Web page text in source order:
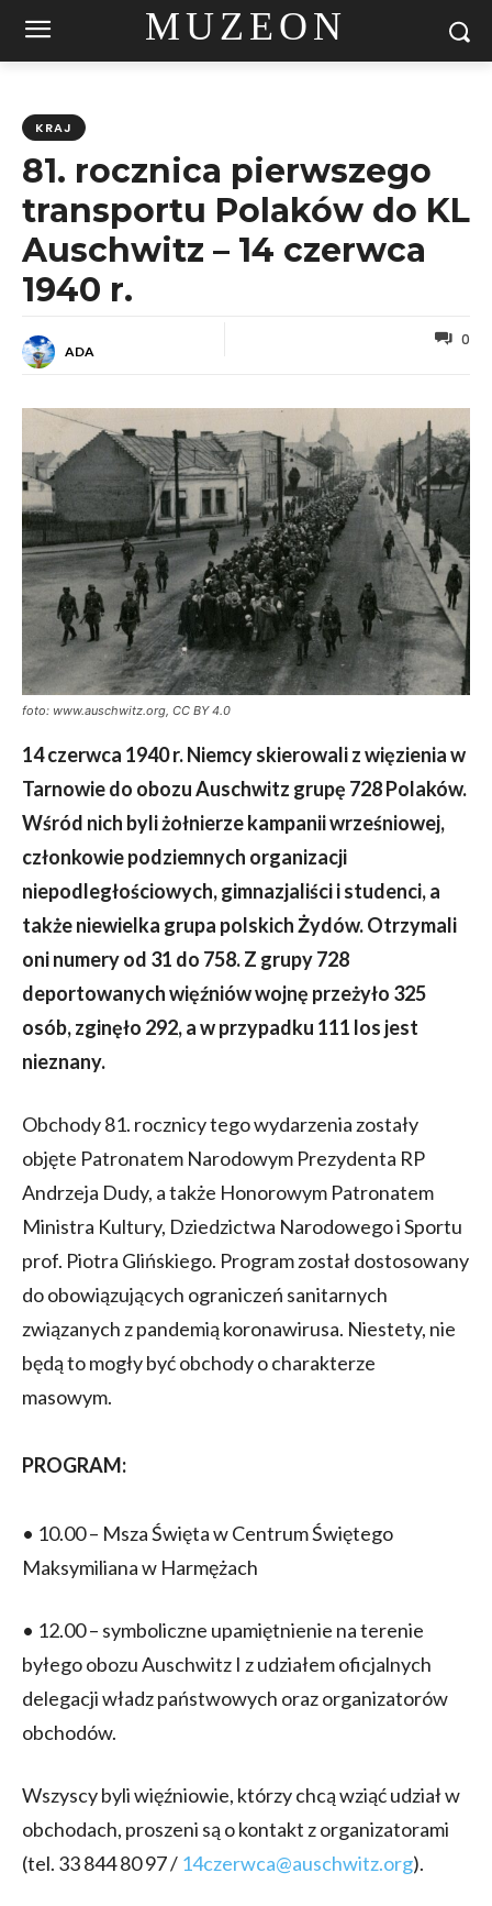
MUZEON
KRAJ
81. rocznica pierwszego
transportu Polaków do KL
Auschwitz – 14 czerwca
1940 r.
ADA
0
foto: www.auschwitz.org, CC BY 4.0
14 czerwca 1940 r. Niemcy skierowali z więzienia w
Tarnowie do obozu Auschwitz grupę 728 Polaków.
Wśród nich byli żołnierze kampanii wrześniowej,
członkowie podziemnych organizacji
niepodległościowych, gimnazjaliści i studenci, a
także niewielka grupa polskich Żydów. Otrzymali
oni numery od 31 do 758. Z grupy 728
deportowanych więźniów wojnę przeżyło 325
osób, zginęło 292, a w przypadku 111 los jest
nieznany.
Obchody 81. rocznicy tego wydarzenia zostały
objęte Patronatem Narodowym Prezydenta RP
Andrzeja Dudy, a także Honorowym Patronatem
Ministra Kultury, Dziedzictwa Narodowego i Sportu
prof. Piotra Glińskiego. Program został dostosowany
do obowiązujących ograniczeń sanitarnych
związanych z pandemią koronawirusa. Niestety, nie
będą to mogły być obchody o charakterze
masowym.
PROGRAM:
• 10.00 – Msza Święta w Centrum Świętego
Maksymiliana w Harmężach
• 12.00 – symboliczne upamiętnienie na terenie
byłego obozu Auschwitz I z udziałem oficjalnych
delegacji władz państwowych oraz organizatorów
obchodów.
Wszyscy byli więźniowie, którzy chcą wziąć udział w
obchodach, proszeni są o kontakt z organizatorami
(tel. 33 844 80 97 / 14czerwca@auschwitz.org).